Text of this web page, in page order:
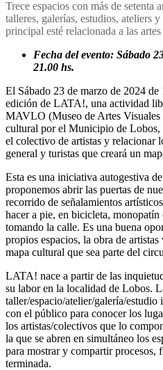
Trece espacios con más de setenta
talleres, galerías, estudios, ateliers
principal esté relacionada a las
Fecha del evento: Sábado
21.00 hs.
El Sábado 23 de marzo de 2024 de
edición de LATA!, una actividad
MAVLO (Museo de Artes Visuales
cultural por el Municipio de Lobos,
el colectivo de artistas y relacionar
general y turistas que creará un
Esta es una iniciativa autogestiva
proponemos abrir las puertas de
recorrido de señalamientos
hacer a pie, en bicicleta,
tomando la calle. Es una buena
propios espacios, la obra de
mapa cultural que sea parte del
LATA! nace a partir de las
su labor en la localidad de Lobos.
taller/espacio/atelier/galería/estudio
con el público para conocer los
los artistas/colectivos que lo
la que se abren en simultáneo los
para mostrar y compartir procesos,
terminada.